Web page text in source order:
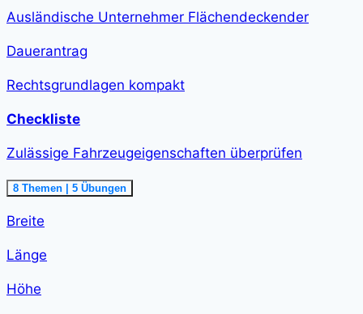
Ausländische Unternehmer Flächendeckender
Dauerantrag
Rechtsgrundlagen kompakt
Checkliste
Zulässige Fahrzeugeigenschaften überprüfen
Ausklappen
Zulässige
Fahrzeugeigenschaften
class="course-
duration">1
h
min
</span>
8 Themen 5 Übungen
Breite
Länge
Höhe